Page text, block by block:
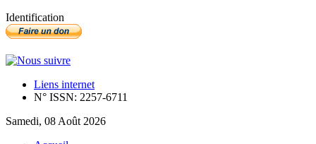
Identification
Liens internet
N° ISSN: 2257-6711
Samedi, 08 Août 2026